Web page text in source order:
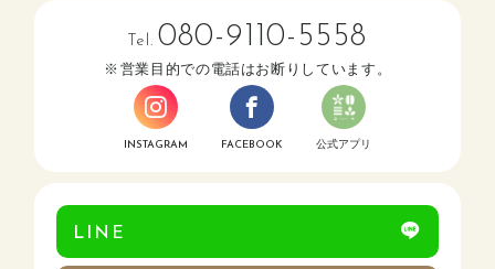
Tel. 080-9110-5558
営業目的での電話はお断りしています。
INSTAGRAM FACEBOOK 公式アプリ
LINE